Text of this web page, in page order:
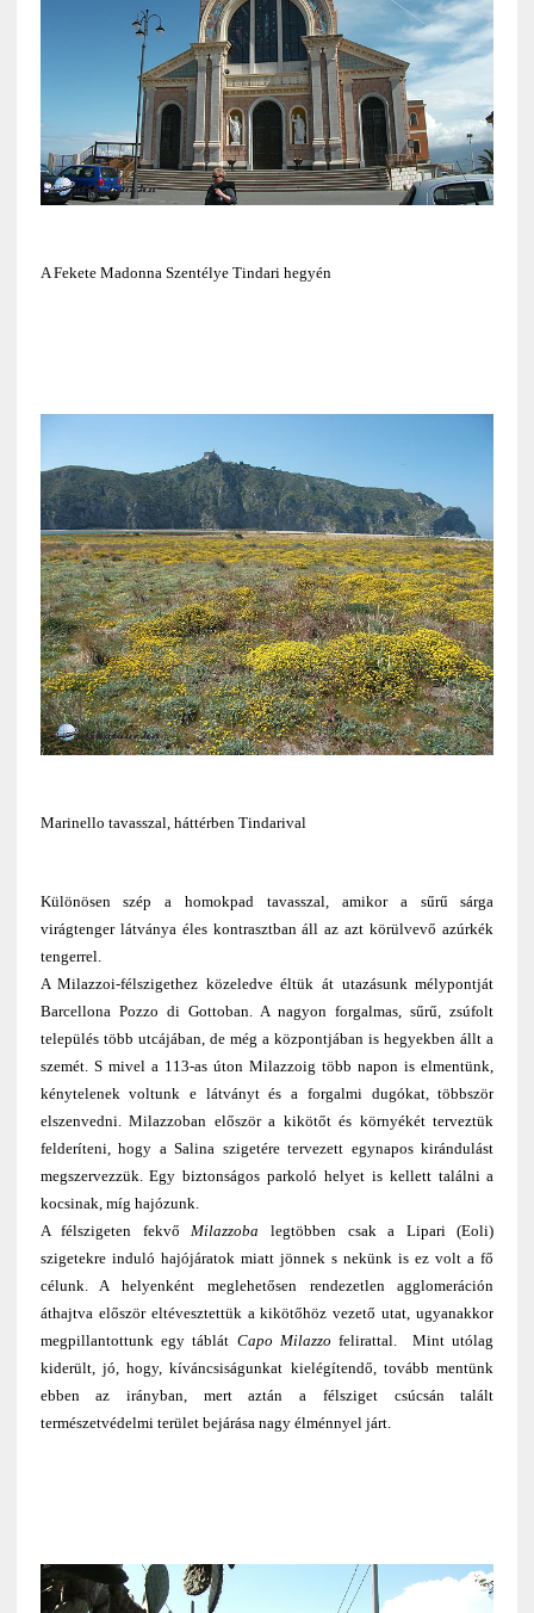
A Fekete Madonna Szentélye Tindari hegyén
Marinello tavasszal, háttérben Tindarival
Különösen szép a homokpad tavasszal, amikor a sűrű sárga
virágtenger látványa éles kontrasztban áll az azt körülvevő azúrkék
tengerrel.
A Milazzoi-félszigethez közeledve éltük át utazásunk mélypontját
Barcellona Pozzo di Gottoban. A nagyon forgalmas, sűrű, zsúfolt
település több utcájában, de még a központjában is hegyekben állt a
szemét. S mivel a 113-as úton Milazzoig több napon is elmentünk,
kénytelenek voltunk e látványt és a forgalmi dugókat, többször
elszenvedni. Milazzoban először a kikötőt és környékét terveztük
felderíteni, hogy a Salina szigetére tervezett egynapos kirándulást
megszervezzük. Egy biztonságos parkoló helyet is kellett találni a
kocsinak, míg hajózunk.
A félszigeten fekvő Milazzoba legtöbben csak a Lipari (Eoli)
szigetekre induló hajójáratok miatt jönnek s nekünk is ez volt a fő
célunk. A helyenként meglehetősen rendezetlen agglomeráción
áthajtva először eltévesztettük a kikötőhöz vezető utat, ugyanakkor
megpillantottunk egy táblát Capo Milazzo felirattal. Mint utólag
kiderült, jó, hogy, kíváncsiságunkat kielégítendő, tovább mentünk
ebben az irányban, mert aztán a félsziget csúcsán talált
természetvédelmi terület bejárása nagy élménnyel járt.